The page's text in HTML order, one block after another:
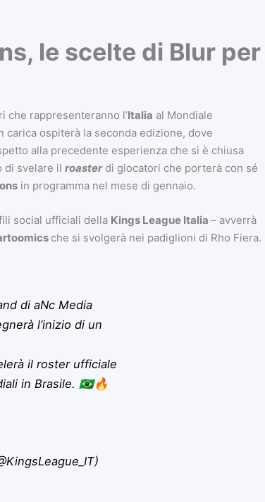
le scelte di Blur per
rappresenteranno l’Italia al Mondiale
carica ospiterà la seconda edizione, dove
alla precedente esperienza che si è chiusa
svelare il roaster di giocatori che porterà con sé
in programma nel mese di gennaio.
social ufficiali della Kings League Italia – avverrà
che si svolgerà nei padiglioni di Rho Fiera.
di aNc Media
l’inizio di un
il roster ufficiale
in Brasile. 🇧🇷🔥